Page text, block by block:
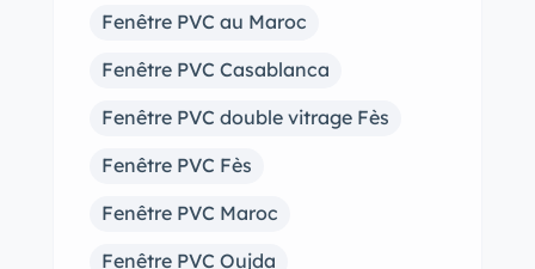
Fenêtre PVC au Maroc
Fenêtre PVC Casablanca
Fenêtre PVC double vitrage Fès
Fenêtre PVC Fès
Fenêtre PVC Maroc
Fenêtre PVC Oujda